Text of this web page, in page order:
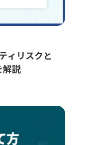
ィリスクと
解説